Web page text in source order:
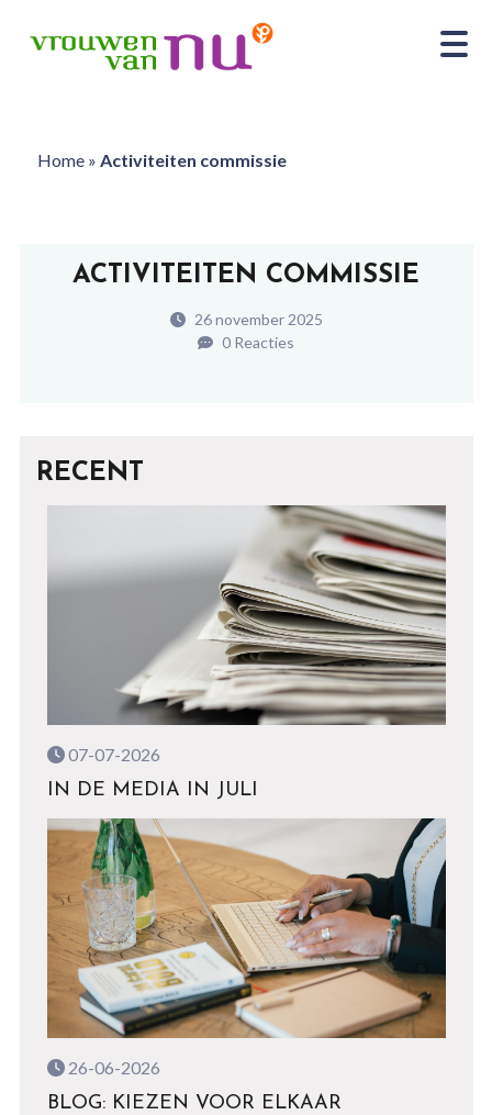
Home» Activiteiten commissie
ACTIVITEITEN COMMISSIE
26 november 2025
0 Reacties
RECENT
07-07-2026
IN DE MEDIA IN JULI
26-06-2026
BLOG: KIEZEN VOOR ELKAAR